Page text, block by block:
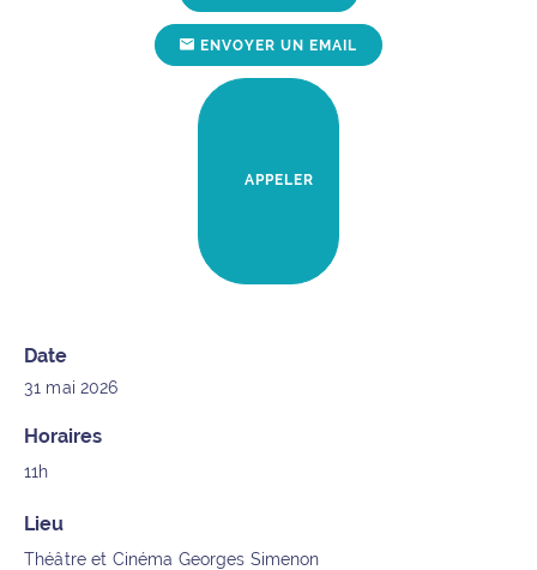
ENVOYER UN EMAIL POUR L'ÉVÉNEMENT
APPELER
POUR L'ÉVÉNEMENT
Date
31 mai 2026
Horaires
11h
Lieu
Théâtre et Cinéma Georges Simenon